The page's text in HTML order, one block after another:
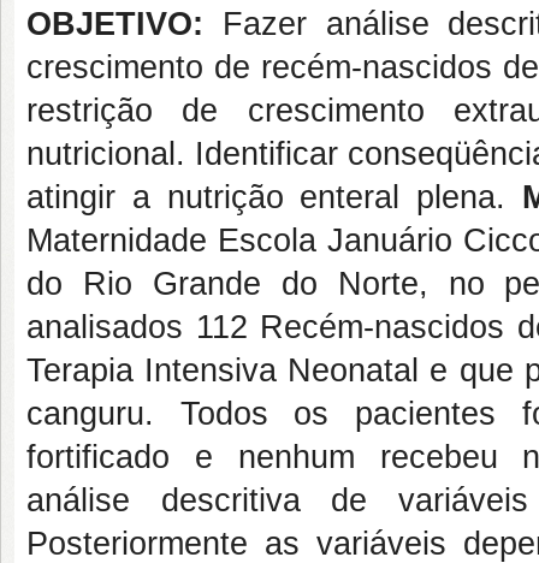
OBJETIVO: Fazer análise
crescimento de recém-nascidos
restrição de crescimento
nutricional. Identificar
atingir a nutrição enteral plena.
Maternidade Escola Januário
do Rio Grande do Norte, no
analisados 112 Recém-nascidos
Terapia Intensiva Neonatal e que
canguru. Todos os pacientes
fortificado e nenhum recebeu
análise descritiva de
Posteriormente as variáveis